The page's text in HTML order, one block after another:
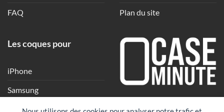
FAQ
Plan du site
Les coques pour
iPhone
Samsung
Xiaomi
Une coque en quelques